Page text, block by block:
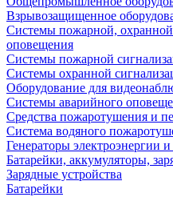
Взрывозащищенное
Системы пожарной,
оповещения
Системы пожарной
Системы охранной
Оборудование для
Системы аварийного
Средства пожаротушения и
Система водяного
Генераторы электроэнергии
Батарейки, аккумуляторы,
Зарядные устройства
Батарейки